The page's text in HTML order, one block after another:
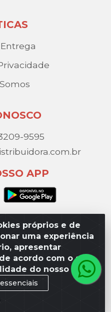
próprios e de
uma experiência
apresentar
acordo com o seu
do nosso site.
9595
APP
Gandini, 329 – Vila
/ SP - CEP 15077-
0003-10